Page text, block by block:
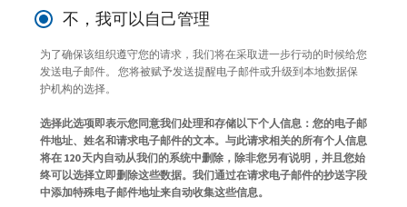
不，我可以自己管理
为了确保该组织遵守您的请求，我们将在采取进一步行动的时候给您
发送电子邮件。 您将被赋予发送提醒电子邮件或升级到本地数据保
护机构的选择。
选择此选项即表示您同意我们处理和存储以下个人信息：您的电子邮
件地址、姓名和请求电子邮件的文本。与此请求相关的所有个人信息
将在 120 天内自动从我们的系统中删除，除非您另有说明，并且您始
终可以选择立即删除这些数据。我们通过在请求电子邮件的抄送字段
中添加特殊电子邮件地址来自动收集这些信息。